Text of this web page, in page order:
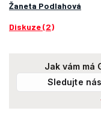
Žaneta Podlahová
Diskuze (2)
Jak vám má
Sledujte nás